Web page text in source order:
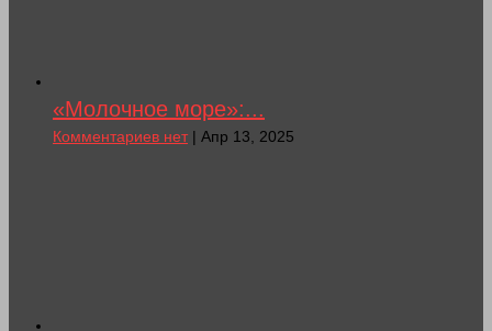
«Молочное море»:...
Комментариев нет| Апр 13, 2025